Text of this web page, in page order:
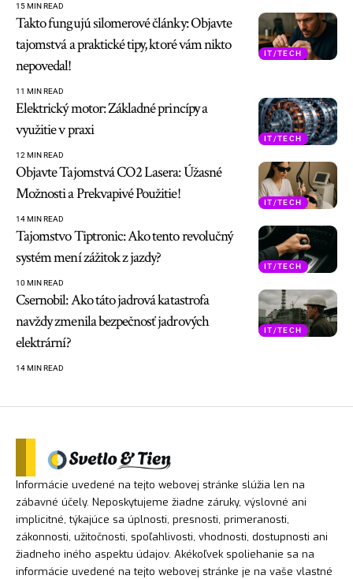
15 MIN READ
IT/TECH
Takto fungujú silomerové články: Objavte
tajomstvá a praktické tipy, ktoré vám nikto
nepovedal!
11 MIN READ
IT/TECH
Elektrický motor: Základné princípy a
využitie v praxi
12 MIN READ
IT/TECH
Objavte Tajomstvá CO2 Lasera: Úžasné
Možnosti a Prekvapivé Použitie!
14 MIN READ
IT/TECH
Tajomstvo Tiptronic: Ako tento revolučný
systém mení zážitok z jazdy?
10 MIN READ
IT/TECH
Csernobil: Ako táto jadrová katastrofa
navždy zmenila bezpečnosť jadrových
elektrární?
14 MIN READ
Informácie uvedené na tejto webovej stránke slúžia len na
zábavné účely. Neposkytujeme žiadne záruky, výslovné ani
implicitné, týkajúce sa úplnosti, presnosti, primeranosti,
zákonnosti, užitočnosti, spoľahlivosti, vhodnosti, dostupnosti ani
žiadneho iného aspektu údajov. Akékoľvek spoliehanie sa na
informácie uvedené na tejto webovej stránke je na vaše vlastné